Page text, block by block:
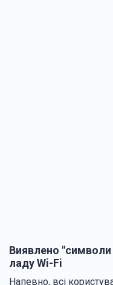
Виявлено
ладу Wi-Fi
Напевно, всі